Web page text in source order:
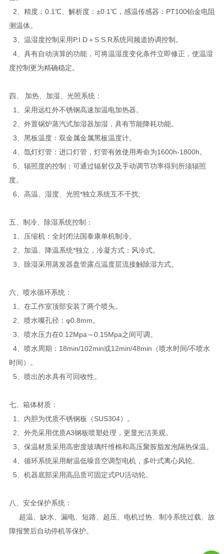
2、精度：0.1℃、解析度：±0.1℃，感温传感器：PT100铂金电阻
测温体。
3、温湿度控制采用P.I.D＋S.S.R系统同频道协调控制。
4、具有自动演算的功能，可将温湿度变化条件立即修正，使温湿
度控制更为精确稳定。
四、 加热、加湿、光照系统：
1、采用远红外不锈钢高速加温电加热器。
2、外置锅炉蒸汽式加湿器加湿，具有节能降耗功能。
3、黑板温度：双金属金属黑板温度计。
4、氙灯灯管：进口灯管，灯管有效使用寿命为1600h-1800h。
5、辐照度的控制：可通过辐射仪及手动调节功率得到所须辐照
度。
6、高温、湿度、光照*独立系统互不干扰;
五、制冷、除湿系统控制：
1、压缩机：全封闭法国泰康单机制冷。
2、加温、降温系统*独立，冷凝方式：风冷式。
3、除湿采用蒸发器盘管露点温度层流接触除湿方式。
六、喷水循环系统：
1、在工作室顶部安装了两个喷头。
2、喷水嘴孔径：φ0.8mm。
3、喷水压力在0.12Mpa～0.15Mpa之间可调。
4、喷水周期：18min/102min或12min/48min（喷水时间/不喷水
时间）。
5、喷出的水具有可回收性。
七、箱体材质：
1、内胆为优质不锈钢板（SUS304）。
2、外壳采用优质A3钢板喷塑处理，更显光洁美观。
3、保温材质采用高密度玻璃纤维棉和高压聚胺脂发泡隔热保温。
4、循环系统采用耐温低噪音空调型电机，多叶式离心风轮。
5、机器底部采用高品质可固定式PU活动轮。
八、安全保护系统：
超温、缺水、漏电、短路、超压、电机过热、制冷系统过载、故
障报警后自动停机等保护。